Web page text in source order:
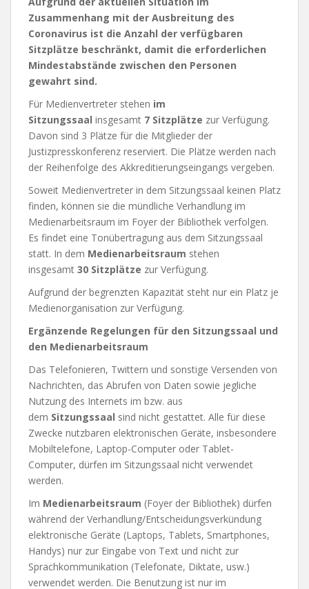
Zusammenhang mit der Ausbreitung des
Coronavirus ist die Anzahl der verfügbaren
Sitzplätze beschränkt, damit die erforderlichen
Mindestabstände zwischen den Personen
gewahrt sind.
Für Medienvertreter stehen im
Sitzungssaal insgesamt 7 Sitzplätze zur Verfügung.
Davon sind 3 Plätze für die Mitglieder der
Justizpresskonferenz reserviert. Die Plätze werden nach
der Reihenfolge des Akkreditierungseingangs vergeben.
Soweit Medienvertreter in dem Sitzungssaal keinen Platz
finden, können sie die mündliche Verhandlung im
Medienarbeitsraum im Foyer der Bibliothek verfolgen.
Es findet eine Tonübertragung aus dem Sitzungssaal
statt. In dem Medienarbeitsraum stehen
insgesamt 30 Sitzplätze zur Verfügung.
Aufgrund der begrenzten Kapazität steht nur ein Platz je
Medienorganisation zur Verfügung.
Ergänzende Regelungen für den Sitzungssaal und
den Medienarbeitsraum
Das Telefonieren, Twittern und sonstige Versenden von
Nachrichten, das Abrufen von Daten sowie jegliche
Nutzung des Internets im bzw. aus
dem Sitzungssaal sind nicht gestattet. Alle für diese
Zwecke nutzbaren elektronischen Geräte, insbesondere
Mobiltelefone, Laptop-Computer oder Tablet-
Computer, dürfen im Sitzungssaal nicht verwendet
werden.
Im Medienarbeitsraum (Foyer der Bibliothek) dürfen
während der Verhandlung/Entscheidungsverkündung
elektronische Geräte (Laptops, Tablets, Smartphones,
Handys) nur zur Eingabe von Text und nicht zur
Sprachkommunikation (Telefonate, Diktate, usw.)
verwendet werden. Die Benutzung ist nur im